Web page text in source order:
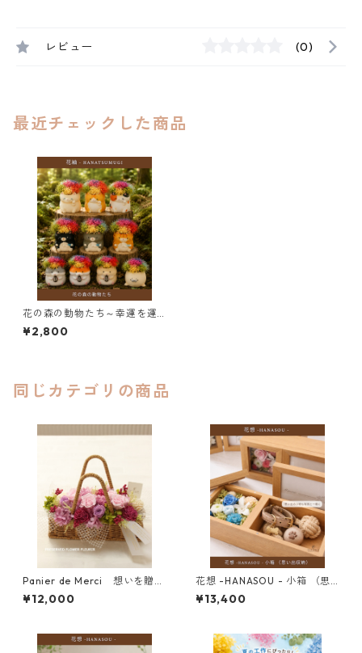
レビュー (0)
最近チェックした商品
花の森の動物たち～幸運を運
ぶ虹色アレンジ～
¥2,800
同じカテゴリの商品
Panier de Merci 想いを贈る
花バスケット
¥12,000
花想 -HANASOU - 小箱 （思
い出収納）
¥13,400